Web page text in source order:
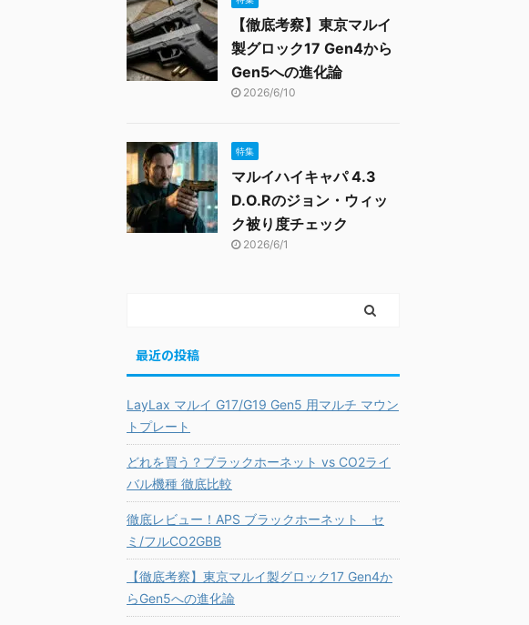
【徹底考察】東京マルイ
製グロック17 Gen4から
Gen5への進化論
2026/6/10
特集
マルイハイキャパ 4.3
D.O.Rのジョン・ウィッ
ク被り度チェック
2026/6/1
最近の投稿
LayLax マルイ G17/G19 Gen5 用マルチ マウン
トプレート
どれを買う？ブラックホーネット vs CO2ライ
バル機種 徹底比較
徹底レビュー！APS ブラックホーネット セ
ミ/フルCO2GBB
【徹底考察】東京マルイ製グロック17 Gen4か
らGen5への進化論